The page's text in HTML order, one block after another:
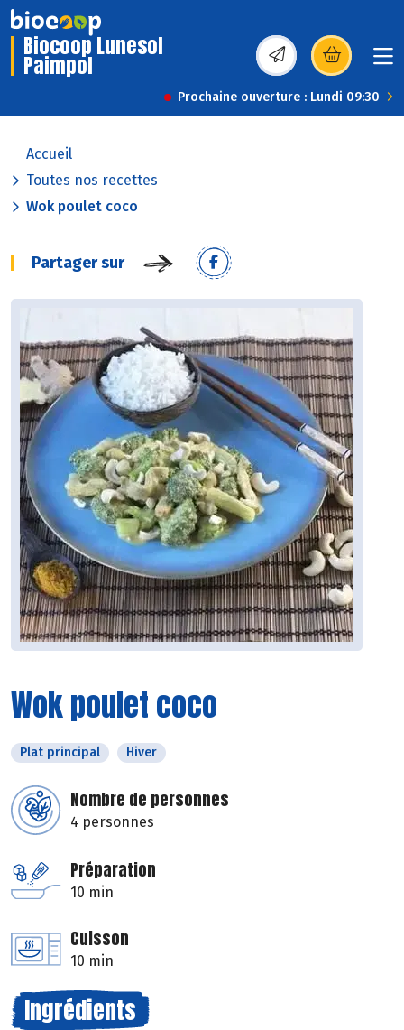
Biocoop Lunesol
Paimpol (s’ouvre dans une
Prochaine ouverture : Lundi 09:30
Accueil
Toutes nos recettes
Wok poulet coco
Partager sur
Wok poulet coco
Plat principal Hiver
Nombre de personnes
4 personnes
Préparation
10 min
Cuisson
10 min
Ingrédients